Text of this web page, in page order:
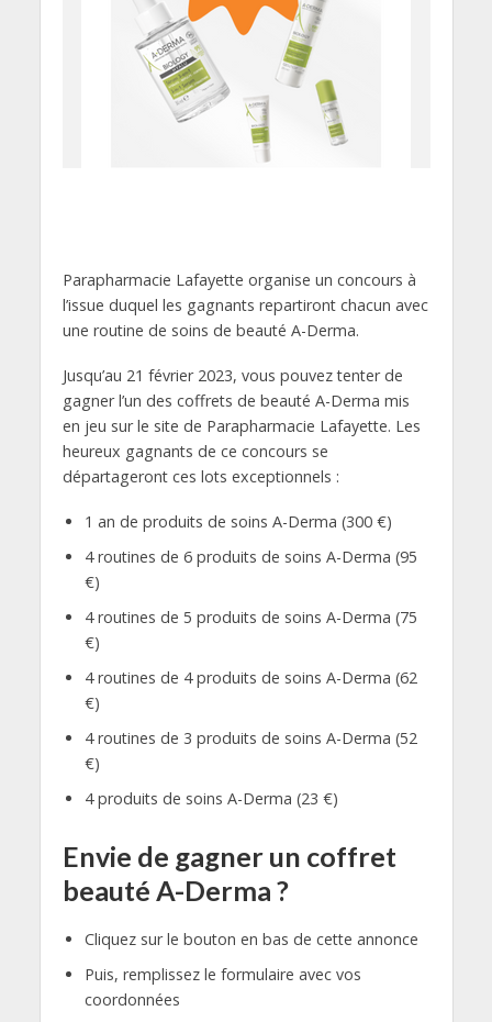
Parapharmacie Lafayette organise un concours à
l’issue duquel les gagnants repartiront chacun avec
une routine de soins de beauté A-Derma.
Jusqu’au 21 février 2023, vous pouvez tenter de
gagner l’un des coffrets de beauté A-Derma mis
en jeu sur le site de Parapharmacie Lafayette. Les
heureux gagnants de ce concours se
départageront ces lots exceptionnels :
1 an de produits de soins A-Derma (300 €)
4 routines de 6 produits de soins A-Derma (95
€)
4 routines de 5 produits de soins A-Derma (75
€)
4 routines de 4 produits de soins A-Derma (62
€)
4 routines de 3 produits de soins A-Derma (52
€)
4 produits de soins A-Derma (23 €)
Envie de gagner un coffret
beauté A-Derma ?
Cliquez sur le bouton en bas de cette annonce
Puis, remplissez le formulaire avec vos
coordonnées